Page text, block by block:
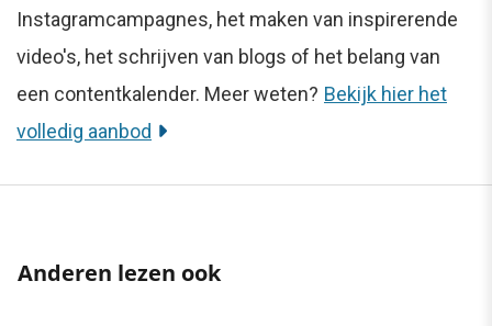
Instagramcampagnes, het maken van inspirerende
video's, het schrijven van blogs of het belang van
een contentkalender. Meer weten? Bekijk hier het
volledig aanbod
Anderen lezen ook